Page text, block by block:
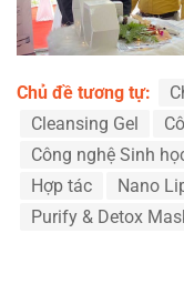
Chủ đề tương tự:
Cleansing Gel
Công nghệ Sinh
Hợp tác
Nano
Purify & Detox